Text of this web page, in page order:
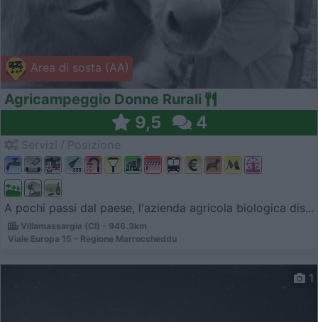
Area di sosta (AA)
Agricampeggio Donne Rurali
9,5 4
A pochi passi dal paese, l'azienda agricola biologica dis...
Villamassargia (CI) - 946.3km
Viale Europa 15 - Regione Marroccheddu
1